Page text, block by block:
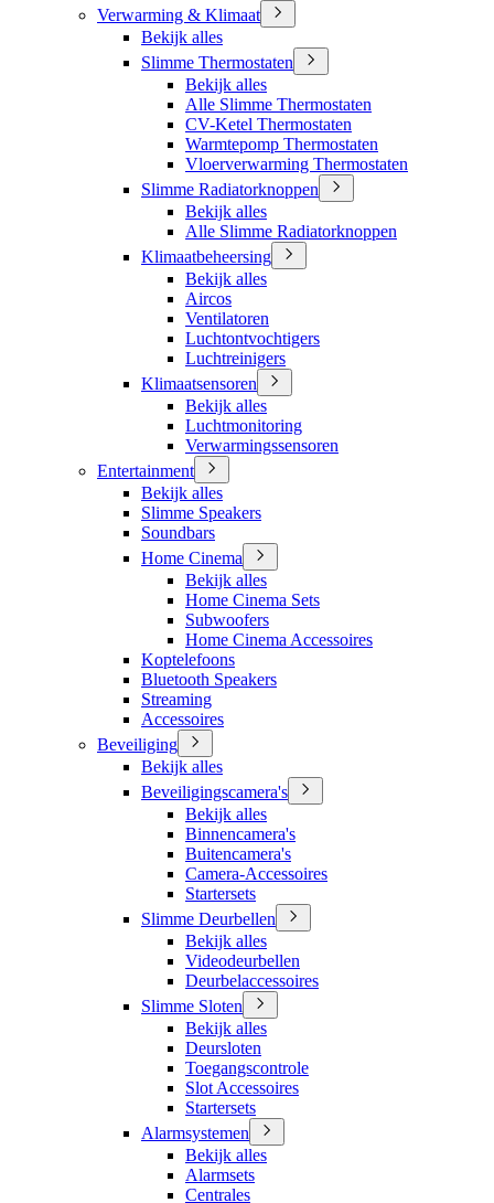
Verwarming & Klimaat
Bekijk alles
Slimme Thermostaten
Bekijk alles
Alle Slimme Thermostaten
CV-Ketel Thermostaten
Warmtepomp Thermostaten
Vloerverwarming Thermostaten
Slimme Radiatorknoppen
Bekijk alles
Alle Slimme Radiatorknoppen
Klimaatbeheersing
Bekijk alles
Aircos
Ventilatoren
Luchtontvochtigers
Luchtreinigers
Klimaatsensoren
Bekijk alles
Luchtmonitoring
Verwarmingssensoren
Entertainment
Bekijk alles
Slimme Speakers
Soundbars
Home Cinema
Bekijk alles
Home Cinema Sets
Subwoofers
Home Cinema Accessoires
Koptelefoons
Bluetooth Speakers
Streaming
Accessoires
Beveiliging
Bekijk alles
Beveiligingscamera's
Bekijk alles
Binnencamera's
Buitencamera's
Camera-Accessoires
Startersets
Slimme Deurbellen
Bekijk alles
Videodeurbellen
Deurbelaccessoires
Slimme Sloten
Bekijk alles
Deursloten
Toegangscontrole
Slot Accessoires
Startersets
Alarmsystemen
Bekijk alles
Alarmsets
Centrales